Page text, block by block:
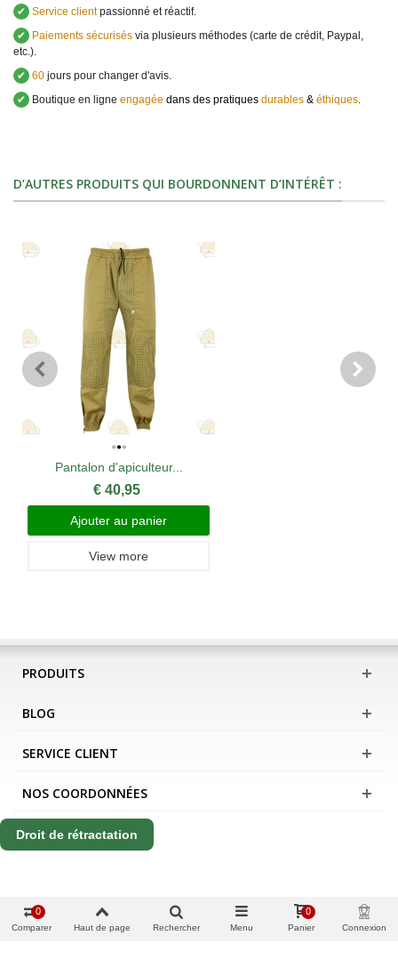
✔ Service clientpassionné et réactif.
✔
Paiements sécurisés via plusieurs méthodes (carte de crédit, Paypal,
etc.).
✔ 60 jours pour changer d'avis.
✔
Boutique en ligne engagée dans des pratiques durables & éthiques.
D’AUTRES PRODUITS QUI BOURDONNENT D’INTÉRÊT :
Pantalon d’apiculteur...
€ 40,95
Ajouter au panier
View more
PRODUITS
BLOG
SERVICE CLIENT
NOS COORDONNÉES
Droit de rétractation
Comparer
0
Haut de page Rechercher Menu Panier
0
Connexion